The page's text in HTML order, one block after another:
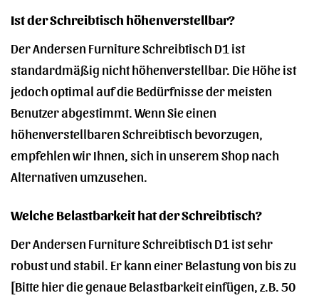
Ist der Schreibtisch höhenverstellbar?
Der Andersen Furniture Schreibtisch D1 ist
standardmäßig nicht höhenverstellbar. Die Höhe ist
jedoch optimal auf die Bedürfnisse der meisten
Benutzer abgestimmt. Wenn Sie einen
höhenverstellbaren Schreibtisch bevorzugen,
empfehlen wir Ihnen, sich in unserem Shop nach
Alternativen umzusehen.
Welche Belastbarkeit hat der Schreibtisch?
Der Andersen Furniture Schreibtisch D1 ist sehr
robust und stabil. Er kann einer Belastung von bis zu
[Bitte hier die genaue Belastbarkeit einfügen, z.B. 50